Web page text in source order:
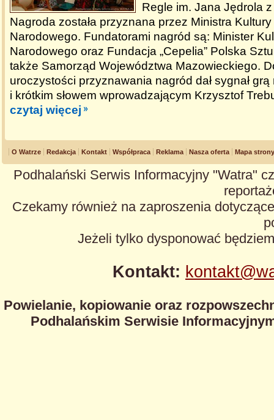
Regle im. Jana Jędrola
Nagroda została przyznana przez Ministra
Narodowego. Fundatorami nagród są: Minister
Narodowego oraz Fundacja „Cepelia” Polska
także Samorząd Województwa Mazowieckiego.
uroczystości przyznawania nagród dał sygnał
i krótkim słowem wprowadzającym Krzysztof
czytaj więcej
O Watrze Redakcja Kontakt Współpraca Reklama Nasza oferta Mapa strony
Podhalański Serwis Informacyjny "Watra"
Czekamy również na zaproszenia
Jeżeli tylko dysponować
Kontakt:
Powielanie, kopiowanie oraz
Podhalańskim Serwisie